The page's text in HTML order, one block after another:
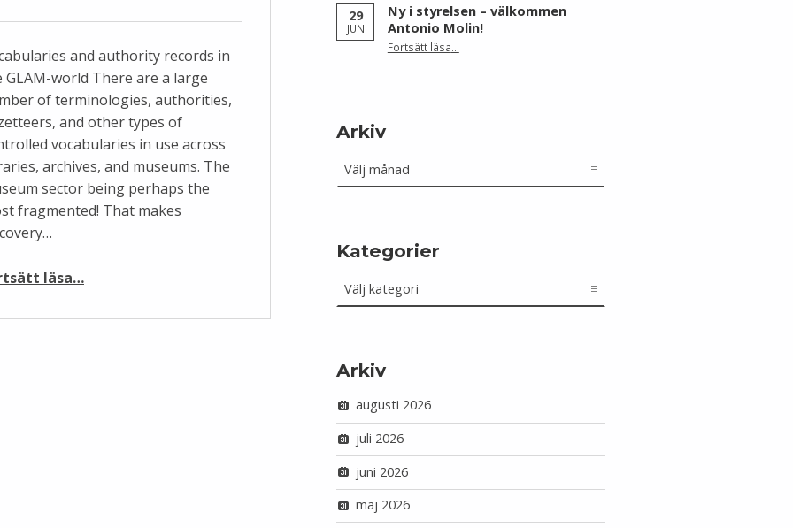
and authority records in
GLAM-world There are a large
of terminologies, authorities,
and other types of
vocabularies in use across
archives, and museums. The
sector being perhaps the
fragmented! That makes
läsa…
29
JUN
Ny i styrelsen – välkommen
Antonio Molin!
Fortsätt läsa“Ny i styrelsen – välkommen Antonio Molin!”
…
Arkiv
Kategorier
Arkiv
augusti 2026
juli 2026
juni 2026
maj 2026